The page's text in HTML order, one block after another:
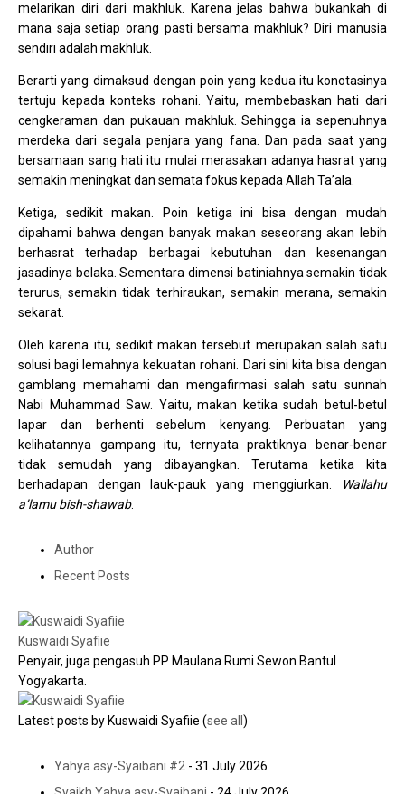
melarikan diri dari makhluk. Karena jelas bahwa bukankah di
mana saja setiap orang pasti bersama makhluk? Diri manusia
sendiri adalah makhluk.
Berarti yang dimaksud dengan poin yang kedua itu konotasinya
tertuju kepada konteks rohani. Yaitu, membebaskan hati dari
cengkeraman dan pukauan makhluk. Sehingga ia sepenuhnya
merdeka dari segala penjara yang fana. Dan pada saat yang
bersamaan sang hati itu mulai merasakan adanya hasrat yang
semakin meningkat dan semata fokus kepada Allah Ta’ala.
Ketiga, sedikit makan. Poin ketiga ini bisa dengan mudah
dipahami bahwa dengan banyak makan seseorang akan lebih
berhasrat terhadap berbagai kebutuhan dan kesenangan
jasadinya belaka. Sementara dimensi batiniahnya semakin tidak
terurus, semakin tidak terhiraukan, semakin merana, semakin
sekarat.
Oleh karena itu, sedikit makan tersebut merupakan salah satu
solusi bagi lemahnya kekuatan rohani. Dari sini kita bisa dengan
gamblang memahami dan mengafirmasi salah satu sunnah
Nabi Muhammad Saw. Yaitu, makan ketika sudah betul-betul
lapar dan berhenti sebelum kenyang. Perbuatan yang
kelihatannya gampang itu, ternyata praktiknya benar-benar
tidak semudah yang dibayangkan. Terutama ketika kita
berhadapan dengan lauk-pauk yang menggiurkan.
Wallahu
a’lamu bish-shawab.
Author
Recent Posts
Kuswaidi Syafiie
Penyair, juga pengasuh PP Maulana Rumi Sewon Bantul
Yogyakarta.
Latest posts by Kuswaidi Syafiie (see all )
Yahya asy-Syaibani #2 - 31 July 2026